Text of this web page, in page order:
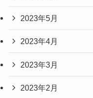
2023年5月
2023年4月
2023年3月
2023年2月